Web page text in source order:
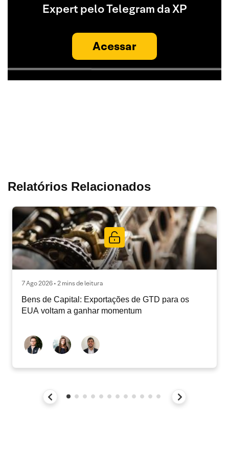
Expert pelo Telegram da XP
Acessar
Relatórios Relacionados
7 Ago 2026 • 2 mins de leitura
Bens de Capital: Exportações de GTD para os
EUA voltam a ganhar momentum